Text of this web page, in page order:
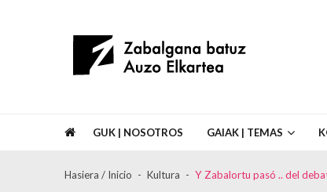
Asociación de Vecinos
GUK | NOSOTROS GAIAK | TEMAS
Hasiera / Inicio Kultura Y Zabalortu pasó .. del